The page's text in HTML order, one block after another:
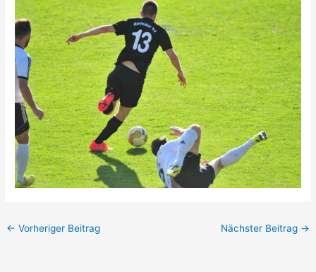
← Vorheriger Beitrag Nächster Beitrag →